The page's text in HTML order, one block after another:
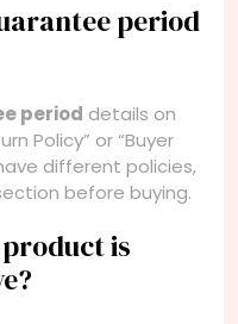
period
period details on
Policy” or “Buyer
different policies,
before buying.
is